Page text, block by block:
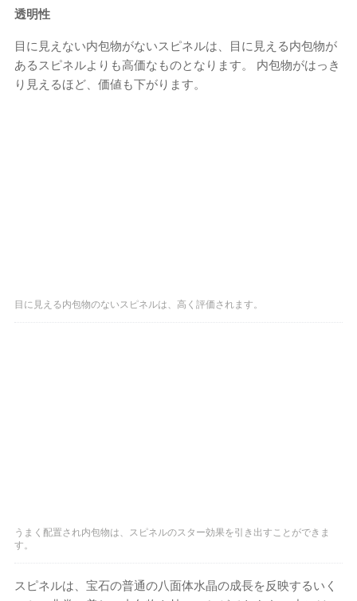
透明性
目に見えない内包物がないスピネルは、目に見える内包物が
あるスピネルよりも高価なものとなります。 内包物がはっき
り見えるほど、価値も下がります。
目に見える内包物のないスピネルは、高く評価されます。
うまく配置され内包物は、スピネルのスター効果を引き出すことができま
す。
スピネルは、宝石の普通の八面体水晶の成長を反映するいく